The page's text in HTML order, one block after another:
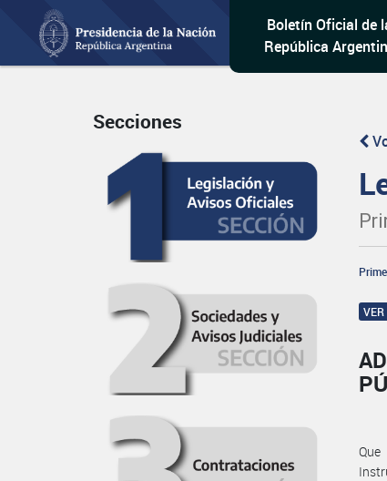
Boletín Oficial de
República
Secciones